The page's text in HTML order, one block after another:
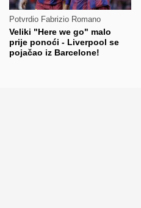
Potvrdio Fabrizio Romano
Veliki "Here we go" malo
prije ponoći - Liverpool se
pojačao iz Barcelone!